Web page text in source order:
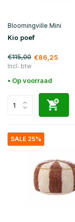
Bloomingville Mini
Kio poef
€115,00 €86,25
Incl. btw
• Op voorraad
SALE 25%